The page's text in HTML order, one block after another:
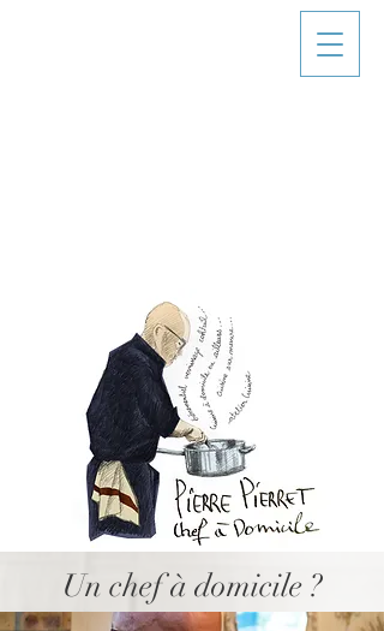
Un chef à domicile ?